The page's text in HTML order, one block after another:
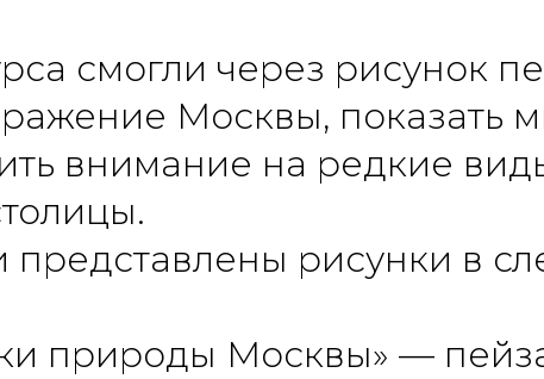
смогли через рисунок
Москвы, показать
внимание на редкие
представлены рисунки в
природы Москвы» —